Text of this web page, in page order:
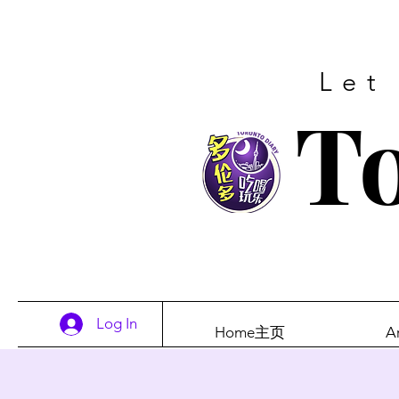
Let
Log In Home主页